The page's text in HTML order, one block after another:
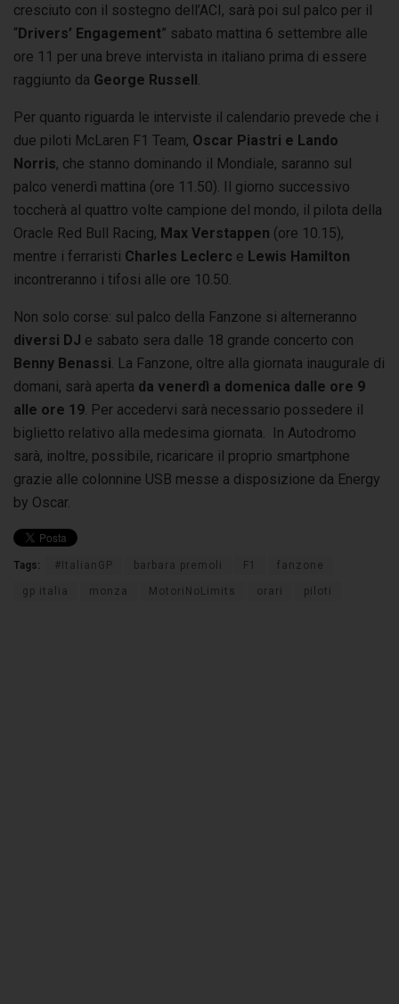
cresciuto con il sostegno dell’ACI, sarà poi sul palco per il
“Drivers’ Engagement” sabato mattina 6 settembre alle
ore 11 per una breve intervista in italiano prima di essere
raggiunto da George Russell
Per quanto riguarda le interviste il calendario prevede che i
due piloti McLaren F1 Team, Oscar Piastri e Lando
Norris, che stanno dominando il Mondiale, saranno sul
palco venerdì mattina (ore 11.50). Il giorno successivo
toccherà al quattro volte campione del mondo, il pilota della
Oracle Red Bull Racing, Max Verstappen (ore 10.15),
mentre i ferraristi Charles Leclerc e Lewis Hamilton
incontreranno i tifosi alle ore 10.50.
Non solo corse: sul palco della Fanzone si alterneranno
diversi DJ e sabato sera dalle 18 grande concerto con
Benny Benassi . La Fanzone, oltre alla giornata inaugurale di
domani, sarà aperta da venerdì a domenica dalle ore 9
alle ore 19 . Per accedervi sarà necessario possedere il
biglietto relativo alla medesima giornata. In Autodromo
sarà, inoltre, possibile, ricaricare il proprio smartphone
grazie alle colonnine USB messe a disposizione da Energy
by Oscar.
Tags: #ItalianGP barbara premoli F1 fanzone
gp italia monza MotoriNoLimits orari piloti